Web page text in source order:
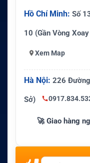
Hồ Chí Minh: Số
10 (Gần Vòng
Xem Map
Hà Nội: 226
Sở)
🚀 Giao hàng